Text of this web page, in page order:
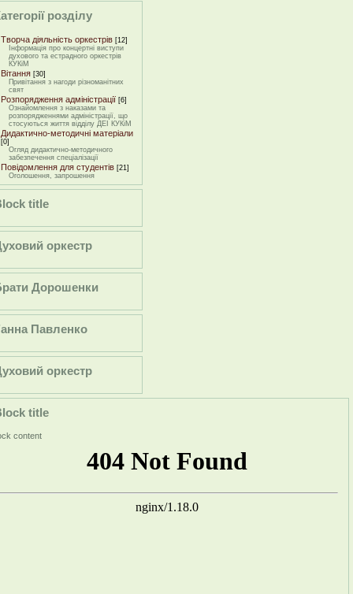
розділу
Творча діяльність оркестрів [12]
Інформація про концертні виступи
духового та естрадного оркестрів
КУКіМ
Вітання [30]
Привітання з нагоди різноманітних
свят
Розпорядження адміністрації [6]
Ознайомлення з наказами та
розпорядженнями адміністрації, що
стосуються життя відділу ДЕІ КУКіМ
Дидактично-методичні матеріали
[0]
Огляд дидактично-методичного
забезпечення спеціалізації
Повідомлення для студентів [21]
Оголошення, запрошення
title
оркестр
Дорошенки
Павленко
оркестр
title
content